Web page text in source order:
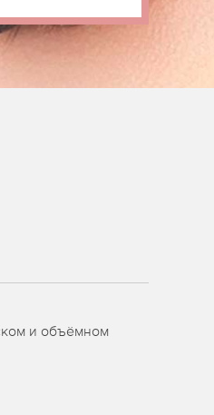
и объёмном